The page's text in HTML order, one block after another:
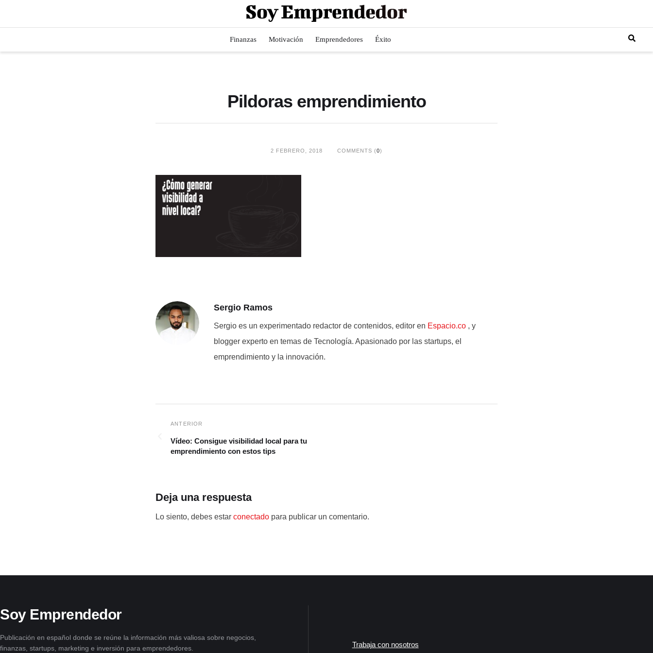
Finanzas Motivación Emprendedores Éxito
Pildoras emprendimiento
2 FEBRERO, 2018 COMMENTS (0)
Sergio Ramos
Sergio es un experimentado redactor de contenidos, editor en Espacio.co , y
blogger experto en temas de Tecnología. Apasionado por las startups, el
emprendimiento y la innovación.
Vídeo: Consigue visibilidad local para tu
emprendimiento con estos tips
Deja una respuesta
Lo siento, debes estar conectado para publicar un comentario.
Soy Emprendedor
Publicación en español donde se reúne la información más valiosa sobre negocios,
finanzas, startups, marketing e inversión para emprendedores.
Trabaja con nosotros